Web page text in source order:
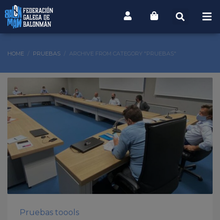
HOME PRUEBAS ARCHIVE FROM CATEGORY "PRUEBAS"
Pruebas toools